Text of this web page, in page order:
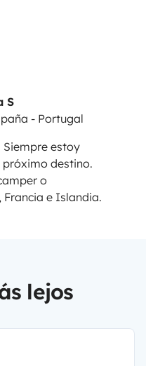
S
- Portugal
Siempre estoy
próximo destino.
o
e Islandia.
lejos